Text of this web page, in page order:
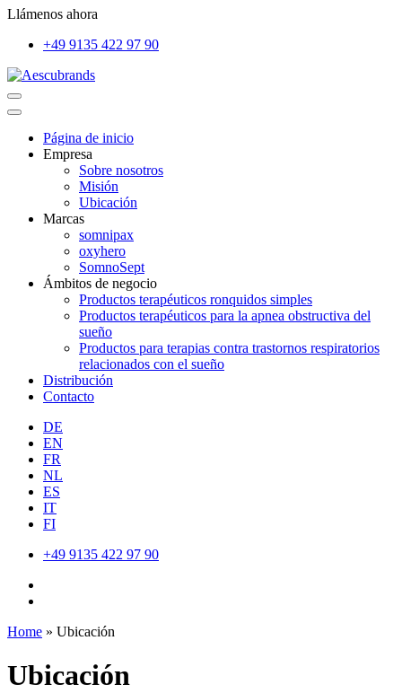
Llámenos ahora
+49 9135 422 97 90
Página de inicio
Empresa
Sobre nosotros
Misión
Ubicación
Marcas
somnipax
oxyhero
SomnoSept
Ámbitos de negocio
Productos terapéuticos ronquidos simples
Productos terapéuticos para la apnea obstructiva del
sueño
Productos para terapias contra trastornos respiratorios
relacionados con el sueño
Distribución
Contacto
DE
EN
FR
NL
ES
IT
FI
+49 9135 422 97 90
Home » Ubicación
Ubicación